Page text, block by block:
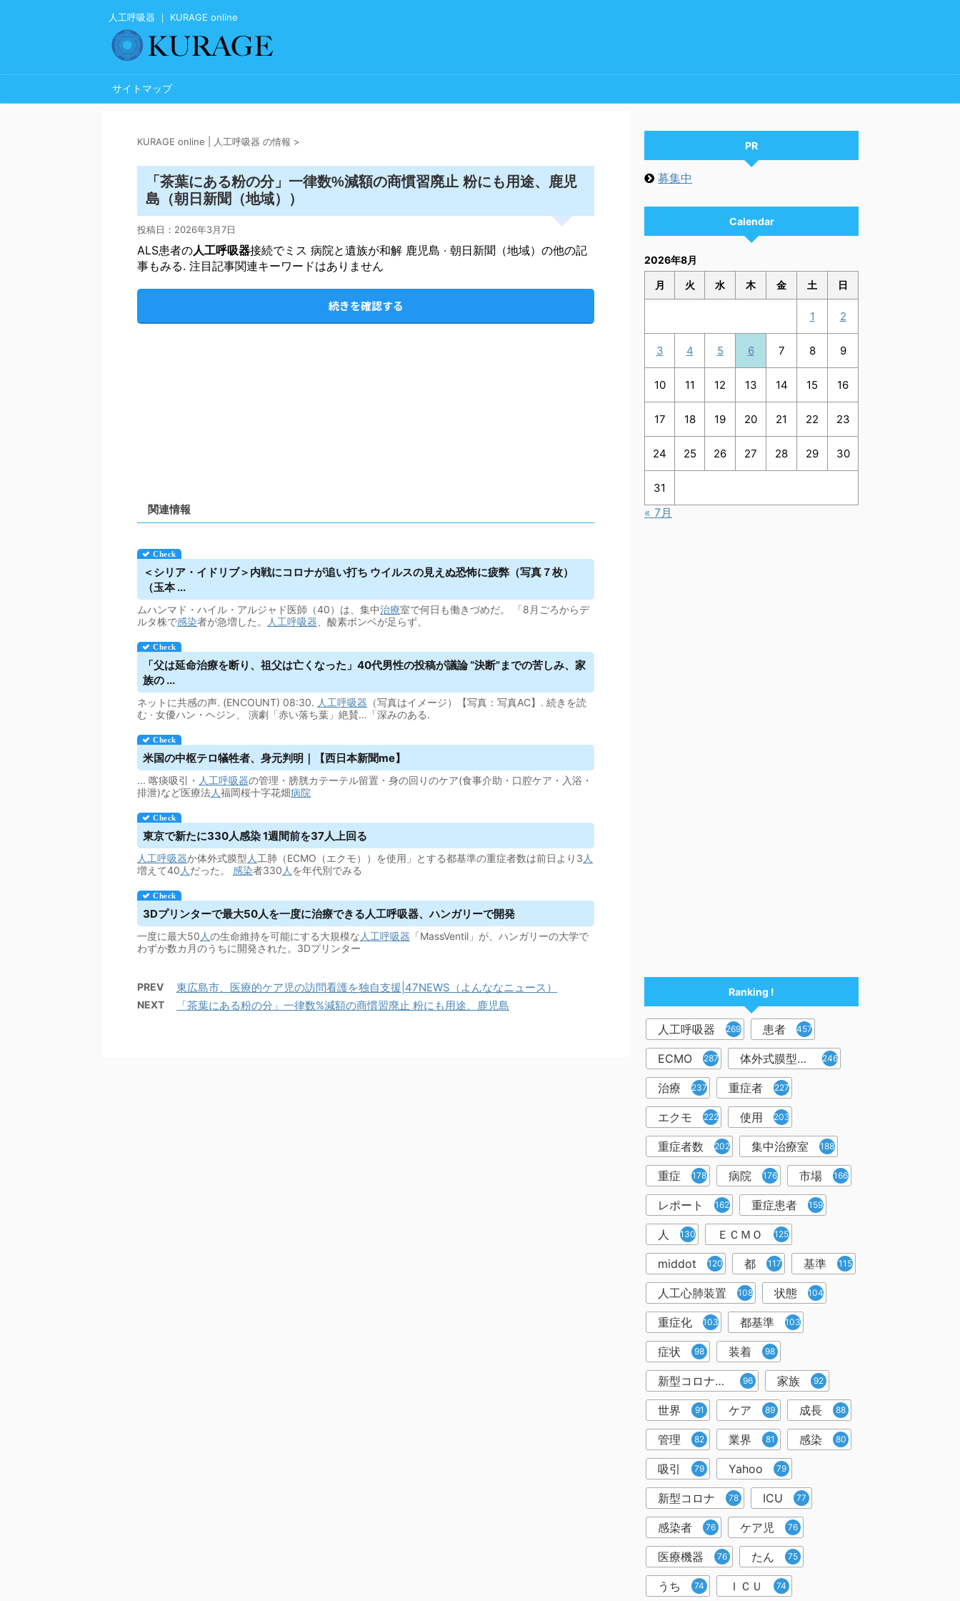
人工呼吸器 ｜ KURAGE online
サイトマップ
KURAGE online | 人工呼吸器 の情報 >
「茶葉にある粉の分」一律数%減額の商慣習廃止 粉にも用途、鹿児
島（朝日新聞（地域））
投稿日： 2026年3月7日
ALS患者の人工呼吸器接続でミス 病院と遺族が和解 鹿児島 · 朝日新聞（地域）の他の記
事もみる. 注目記事関連キーワードはありません
続きを確認する
関連情報
＜シリア・イドリブ＞内戦にコロナが追い打ち ウイルスの見えぬ恐怖に疲弊（写真７枚）
（玉本 ...
ムハンマド・ハイル・アルジャド医師（40）は、集中治療室で何日も働きづめだ。 「8月ごろからデ
ルタ株で感染者が急増した。 人工呼吸器 、酸素ボンベが足らず、
「父は延命治療を断り、祖父は亡くなった」40代男性の投稿が議論 “決断”までの苦しみ、家
族の ...
ネットに共感の声. (ENCOUNT) 08:30. 人工呼吸器 （写真はイメージ）【写真：写真AC】. 続きを読
む · 女優ハン・ヘジン、 演劇「赤い落ち葉」絶賛…「深みのある.
米国の中枢テロ犠牲者、身元判明｜【西日本新聞me】
... 喀痰吸引・ 人工呼吸器の管理・膀胱カテーテル留置・身の回りのケア(食事介助・口腔ケア・入浴・
排泄)など医療法人福岡桜十字花畑病院
東京で新たに330人感染 1週間前を37人上回る
人工呼吸器か体外式膜型 人 工肺（ECMO（エクモ））を使用」とする都基準の重症者数は前日より3 人
増えて40 人 だった。 感染者330 人 を年代別でみる
3Dプリンターで最大50人を一度に治療できる 人工呼吸器、ハンガリーで開発
一度に最大50 人の生命維持を可能にする大規模な 人工呼吸器 「MassVentil」が、ハンガリーの大学で
わずか数カ月のうちに開発された。3Dプリンター
PREV 東広島市、医療的ケア児の訪問看護を独自支援|47NEWS（よんななニュース）
NEXT 「茶葉にある粉の分」一律数%減額の商慣習廃止 粉にも用途、鹿児島
PR
募集中
Calendar
2026年8月
月 火 水 木 金 土 日
1 2
3 4 5 6 7 8 9
10 11 12 13 14 15 16
17 18 19 20 21 22 23
24 25 26 27 28 29 30
31
« 7月
Ranking !
人工呼吸器 2698 患者 457
ECMO 287 体外式膜型人工肺 246
治療 237 重症者 227
エクモ 222 使用 203
重症者数 202 集中治療室 188
重症 178 病院 176 市場 166
レポート 162 重症患者 159
人 130 ＥＣＭＯ 125
middot 120 都 117 基準 115
人工心肺装置 108 状態 104
重症化 103 都基準 103
症状 98 装着 98
新型コロナウイルス 96 家族 92
世界 91 ケア 89 成長 88
管理 82 業界 81 感染 80
吸引 79 Yahoo 79
新型コロナ 78 ICU 77
感染者 76 ケア児 76
医療機器 76 たん 75
うち 74 ＩＣＵ 74